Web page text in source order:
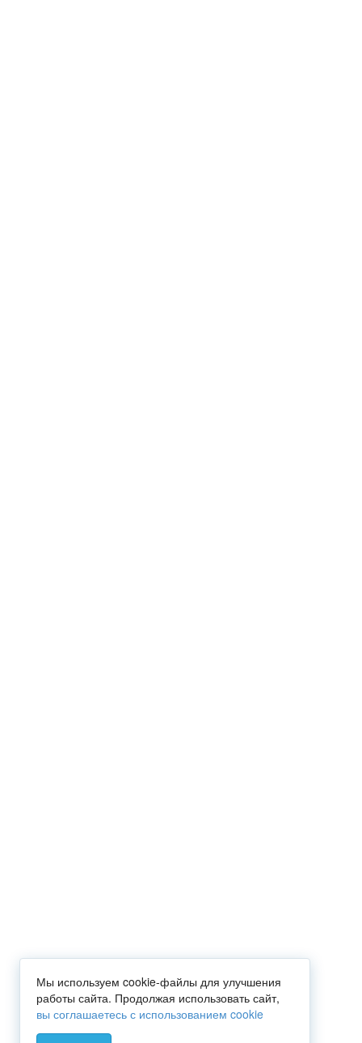
Мы используем cookie-файлы для улучшения
работы сайта. Продолжая использовать сайт,
вы соглашаетесь с использованием cookie